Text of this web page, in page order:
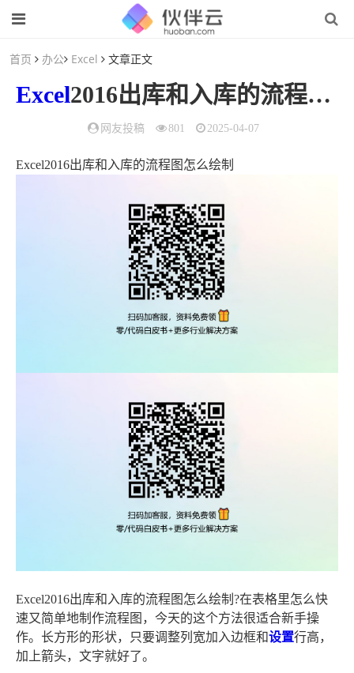
首页 办公 Excel 文章正文
Excel2016出库和入库的流程图怎么
网友投稿 801 2025-04-07
Excel2016出库和入库的流程图怎么绘制
Excel2016出库和入库的流程图怎么绘制?在表格里怎么快
速又简单地制作流程图，今天的这个方法很适合新手操
作。长方形的形状，只要调整列宽加入边框和设置行高，
加上箭头，文字就好了。